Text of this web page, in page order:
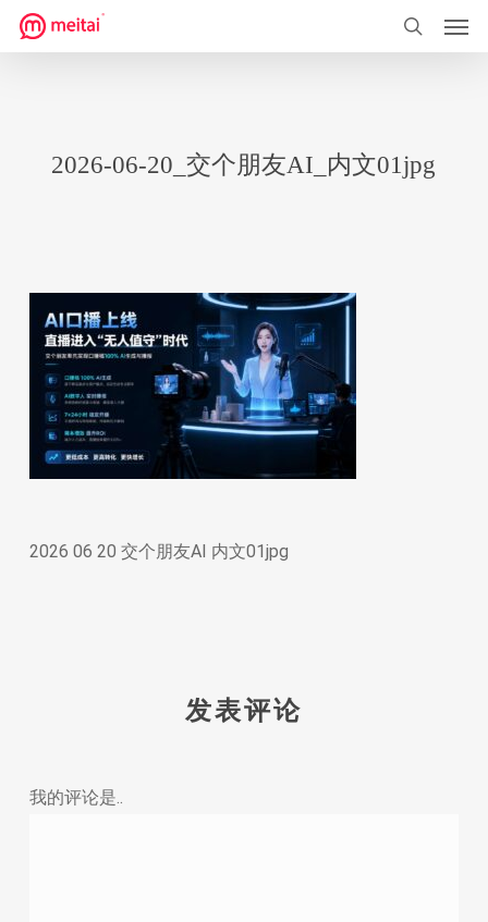
到
搜索
2026-06-20_交个朋友AI_内文01jpg
2026 06 20 交个朋友AI 内文01jpg
发表评论
我的评论是..